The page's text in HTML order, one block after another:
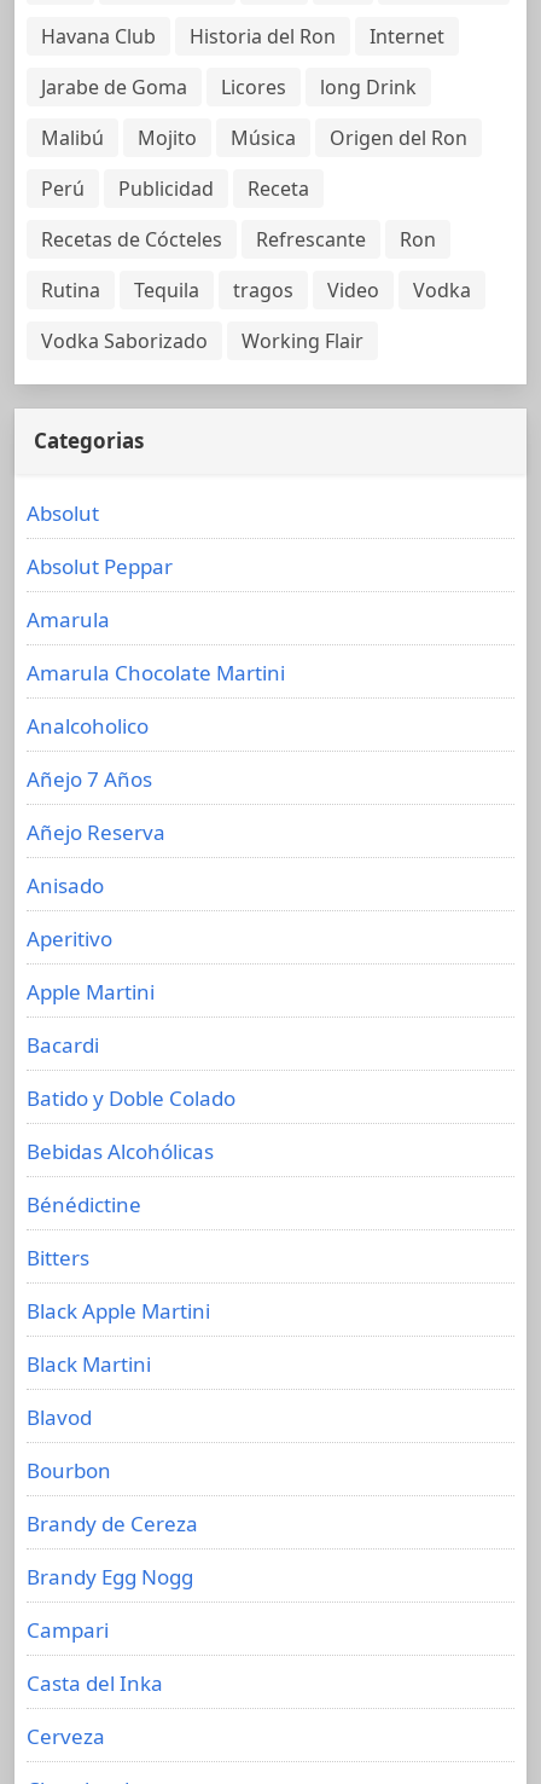
Havana Club
Historia del Ron
Internet
Jarabe de Goma
Licores
long Drink
Malibú
Mojito Música
Origen del Ron
Perú
Publicidad
Receta
Recetas de Cócteles
Refrescante
Ron
Rutina
Tequila tragos Video
Vodka
Vodka Saborizado
Working Flair
Categorias
Absolut
Absolut Peppar
Amarula
Amarula Chocolate Martini
Analcoholico
Añejo 7 Años
Añejo Reserva
Anisado
Aperitivo
Apple Martini
Bacardi
Batido y Doble Colado
Bebidas Alcohólicas
Bénédictine
Bitters
Black Apple Martini
Black Martini
Blavod
Bourbon
Brandy de Cereza
Brandy Egg Nogg
Campari
Casta del Inka
Cerveza